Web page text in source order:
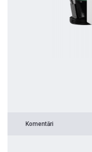
Komentāri